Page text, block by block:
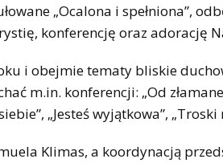
„Ocalona i spełniona”,
konferencję oraz adorację
i obejmie tematy bliskie
m.in. konferencji: „Od
„Jesteś wyjątkowa”,
Klimas, a koordynacją